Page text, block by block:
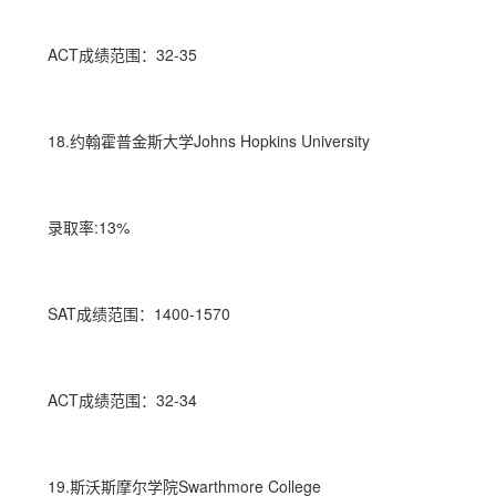
ACT成绩范围：32-35
18.约翰霍普金斯大学Johns Hopkins University
录取率:13%
SAT成绩范围：1400-1570
ACT成绩范围：32-34
19.斯沃斯摩尔学院Swarthmore College